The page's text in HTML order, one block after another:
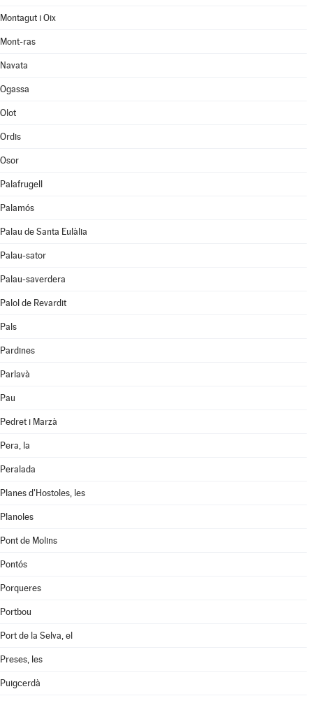
Montagut i Oix
Mont-ras
Navata
Ogassa
Olot
Ordis
Osor
Palafrugell
Palamós
Palau de Santa Eulàlia
Palau-sator
Palau-saverdera
Palol de Revardit
Pals
Pardines
Parlavà
Pau
Pedret i Marzà
Pera, la
Peralada
Planes d'Hostoles, les
Planoles
Pont de Molins
Pontós
Porqueres
Portbou
Port de la Selva, el
Preses, les
Puigcerdà